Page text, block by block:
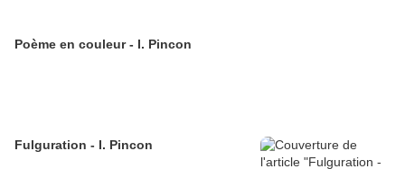
Poème en couleur - I. Pincon
Fulguration - I. Pincon